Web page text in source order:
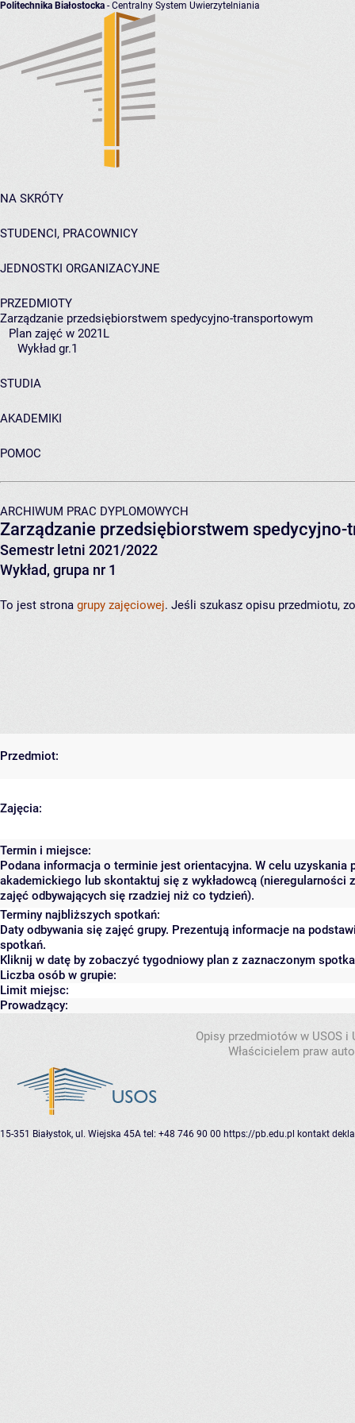
Politechnika Białostocka - Centralny System Uwierzytelniania
NA SKRÓTY
STUDENCI, PRACOWNICY
JEDNOSTKI ORGANIZACYJNE
PRZEDMIOTY
Zarządzanie przedsiębiorstwem spedycyjno-transportowym
Plan zajęć w 2021L
Wykład gr.1
STUDIA
AKADEMIKI
POMOC
ARCHIWUM PRAC DYPLOMOWYCH
Zarządzanie przedsiębiorstwem
Semestr letni 2021/2022
Wykład, grupa nr 1
To jest strona grupy zajęciowej. Jeśli szukasz opisu przedmiotu,
Przedmiot:
Zajęcia:
Termin i miejsce:
Podana informacja o terminie jest orientacyjna. W celu
akademickiego lub skontaktuj się z wykładowcą (nieregularności
zajęć odbywających się rzadziej niż co tydzień).
Terminy najbliższych spotkań:
Daty odbywania się zajęć grupy. Prezentują informacje na
spotkań.
Kliknij w datę by zobaczyć tygodniowy plan z zaznaczonym
Liczba osób w grupie:
Limit miejsc:
Prowadzący:
Opisy przedmiotów w USOS
Właścicielem praw
15-351 Białystok, ul. Wiejska 45A tel: +48 746 90 00 https://pb.edu.pl kontakt